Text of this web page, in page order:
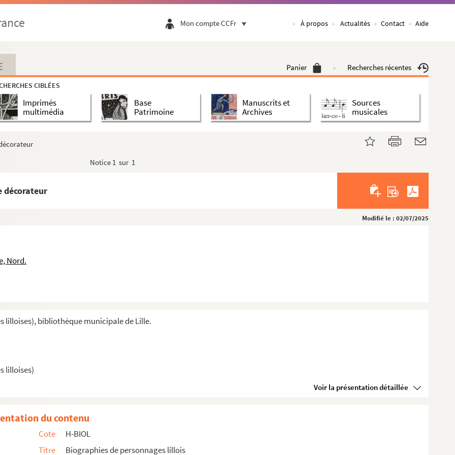
Mon compte CCFr À propos Actualités Contact Aide
Panier Recherches récentes
CIBLÉES
Imprimés
multimédia
Base
Patrimoine
Manuscrits et
Archives
Sources
musicales
Notice 1 sur 1
décorateur
Modifié le : 02/07/2025
Nord.
lilloises), bibliothèque municipale de Lille.
lilloises)
Voir la présentation détaillée
du contenu
Cote
H-BIOL
Titre
Biographies de personnages lillois